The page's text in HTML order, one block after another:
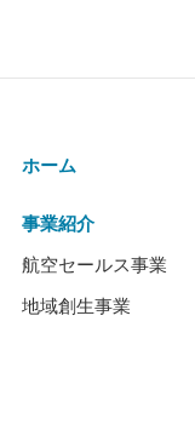
ホーム
事業紹介
航空セールス事業
地域創生事業